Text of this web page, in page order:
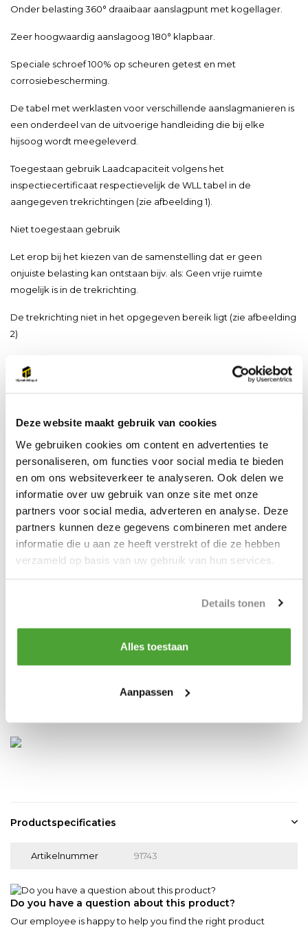
Deze website maakt gebruik van cookies
We gebruiken cookies om content en advertenties te
personaliseren, om functies voor social media te bieden
en om ons websiteverkeer te analyseren. Ook delen we
informatie over uw gebruik van onze site met onze
partners voor social media, adverteren en analyse. Deze
partners kunnen deze gegevens combineren met andere
informatie die u aan ze heeft verstrekt of die ze hebben
verzameld op basis van uw gebruik van hun services.
Details tonen
Alles toestaan
Aanpassen
Onder belasting 360° draaibaar aanslagpunt met kogellager.
Zeer hoogwaardig aanslagoog 180° klapbaar.
Speciale schroef 100% op scheuren getest en met
corrosiebescherming.
De tabel met werklasten voor verschillende aanslagmanieren is
een onderdeel van de uitvoerige handleiding die bij elke
hijsoog wordt meegeleverd.
Toegestaan gebruik Laadcapaciteit volgens het
inspectiecertificaat respectievelijk de WLL tabel in de
aangegeven trekrichtingen (zie afbeelding 1).
Niet toegestaan gebruik
Let erop bij het kiezen van de samenstelling dat er geen
onjuiste belasting kan ontstaan bijv. als: Geen vrije ruimte
mogelijk is in de trekrichting.
De trekrichting niet in het opgegeven bereik ligt (zie afbeelding
2)
Markering: Volgens norm, WLL,
Afwerking: Geverfd.
Norm: EN 1677-1 except grade/WLL
Productspecificaties
Artikelnummer 91743
Do you have a question about this product?
Our employee is happy to help you find the right product